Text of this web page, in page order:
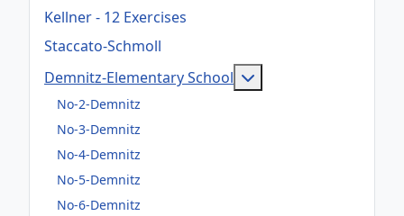
Kellner - 12 Exercises
Staccato-Schmoll
Demnitz-Elementary School
No-2-Demnitz
No-3-Demnitz
No-4-Demnitz
No-5-Demnitz
No-6-Demnitz